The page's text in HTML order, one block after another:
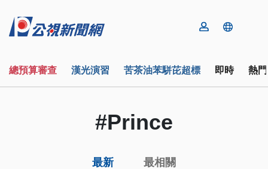
總預算審查 漢光演習 苦茶油苯駢芘超標 即時 熱
#Prince
最新 最相關